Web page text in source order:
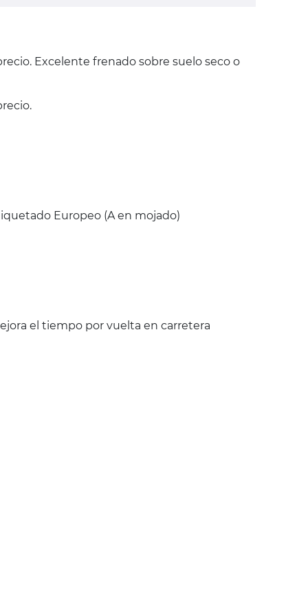
Excelente frenado sobre suelo seco o
Europeo (A en mojado)
el tiempo por vuelta en carretera